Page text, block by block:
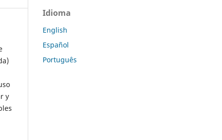
y
Idioma
English
Español
Português